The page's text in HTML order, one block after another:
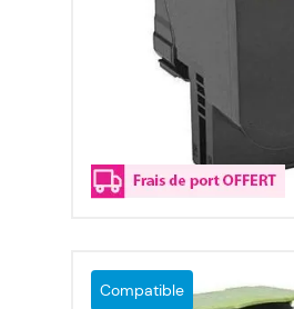
Compatible